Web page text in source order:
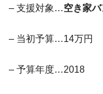
– 支援対象…空き家
– 当初予算…14万円
– 予算年度…2018